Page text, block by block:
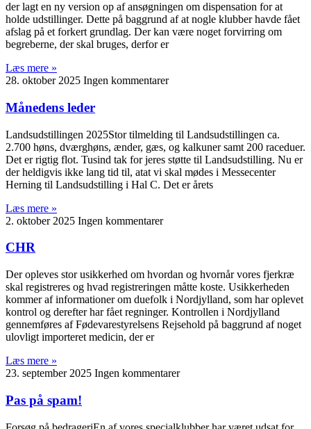
der lagt en ny version op af ansøgningen om dispensation for at
holde udstillinger. Dette på baggrund af at nogle klubber havde fået
afslag på et forkert grundlag. Der kan være noget forvirring om
begreberne, der skal bruges, derfor er
Læs mere »
28. oktober 2025 Ingen kommentarer
Månedens leder
Landsudstillingen 2025Stor tilmelding til Landsudstillingen ca.
2.700 høns, dværghøns, ænder, gæs, og kalkuner samt 200 raceduer.
Det er rigtig flot. Tusind tak for jeres støtte til Landsudstilling. Nu er
der heldigvis ikke lang tid til, atat vi skal mødes i Messecenter
Herning til Landsudstilling i Hal C. Det er årets
Læs mere »
2. oktober 2025 Ingen kommentarer
CHR
Der opleves stor usikkerhed om hvordan og hvornår vores fjerkræ
skal registreres og hvad registreringen måtte koste. Usikkerheden
kommer af informationer om duefolk i Nordjylland, som har oplevet
kontrol og derefter har fået regninger. Kontrollen i Nordjylland
gennemføres af Fødevarestyrelsens Rejsehold på baggrund af noget
ulovligt importeret medicin, der er
Læs mere »
23. september 2025 Ingen kommentarer
Pas på spam!